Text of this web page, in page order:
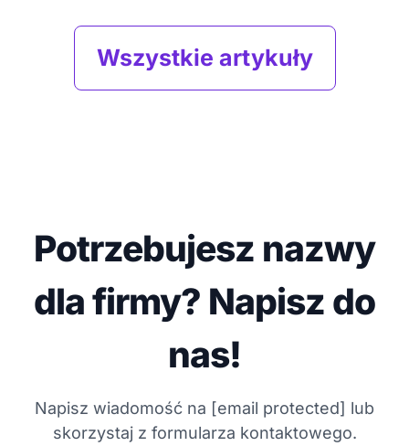
Wszystkie artykuły
Potrzebujesz nazwy
dla firmy? Napisz do
nas!
Napisz wiadomość na [email protected] lub
skorzystaj z formularza kontaktowego.